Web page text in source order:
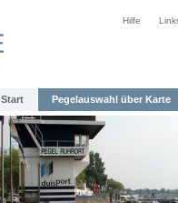
Hilfe
Start Pegelauswahl über Karte